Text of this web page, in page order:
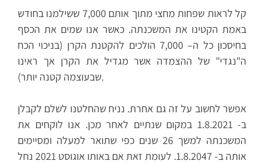
קל לראות שפחות מחצי מתוך אותם 7,000 ששילמנו בחודש
באמת הקטינו את המשכנתה. כאשר אנו שמים את הכסף
בחיסכון כל ה– 7,000 הולכים להקטנת הקרן (בניכוי הכח
ה"נגדי" של ההצמדה אשר מגדיל את הקרן אך ראינו
שבעוצמה קטנה יותר).
אפשר לחשוב על זה גם אחרת. נניח שהחלטנו לשלם לקבלן
ב- 1.8.2021 במקום שנתיים לאחר מכן. אנו לוקחים את
המשכנתה למשך 26 שנים כפי שתואר למעלה ומסיימים
אותה ב- 1.8.2047. לעומת זאת אם באותו אוגוסט 2021 נחל